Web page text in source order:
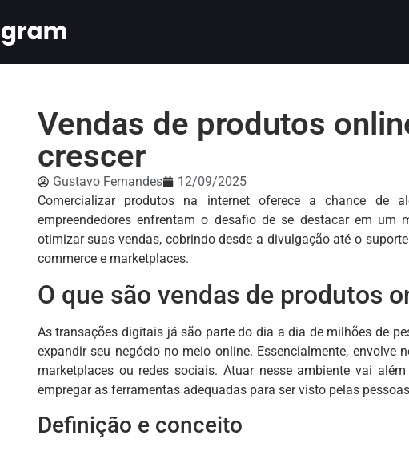
Vendas de produtos
crescer
Gustavo Fernandes
12/09/2025
Comercializar produtos na internet oferece a chance de
empreendedores enfrentam o desafio de se destacar em
otimizar suas vendas, cobrindo desde a divulgação até o
commerce e marketplaces.
O que são vendas de produtos
As transações digitais já são parte do dia a dia de milhões de
expandir seu negócio no meio online. Essencialmente, envolve
marketplaces ou redes sociais. Atuar nesse ambiente vai
empregar as ferramentas adequadas para ser visto pelas
Definição e conceito